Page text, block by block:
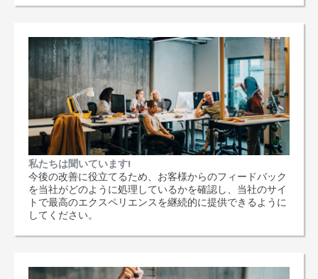
私たちは聞いています!
今後の改善に役立てるため、お客様からのフィードバック
を当社がどのように処理しているかを確認し、当社のサイ
トで最高のエクスペリエンスを継続的に提供できるように
してください。